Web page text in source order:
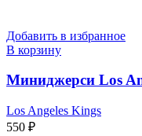
Добавить в избранное
В корзину
Миниджерси Los
Los Angeles Kings
550 ₽